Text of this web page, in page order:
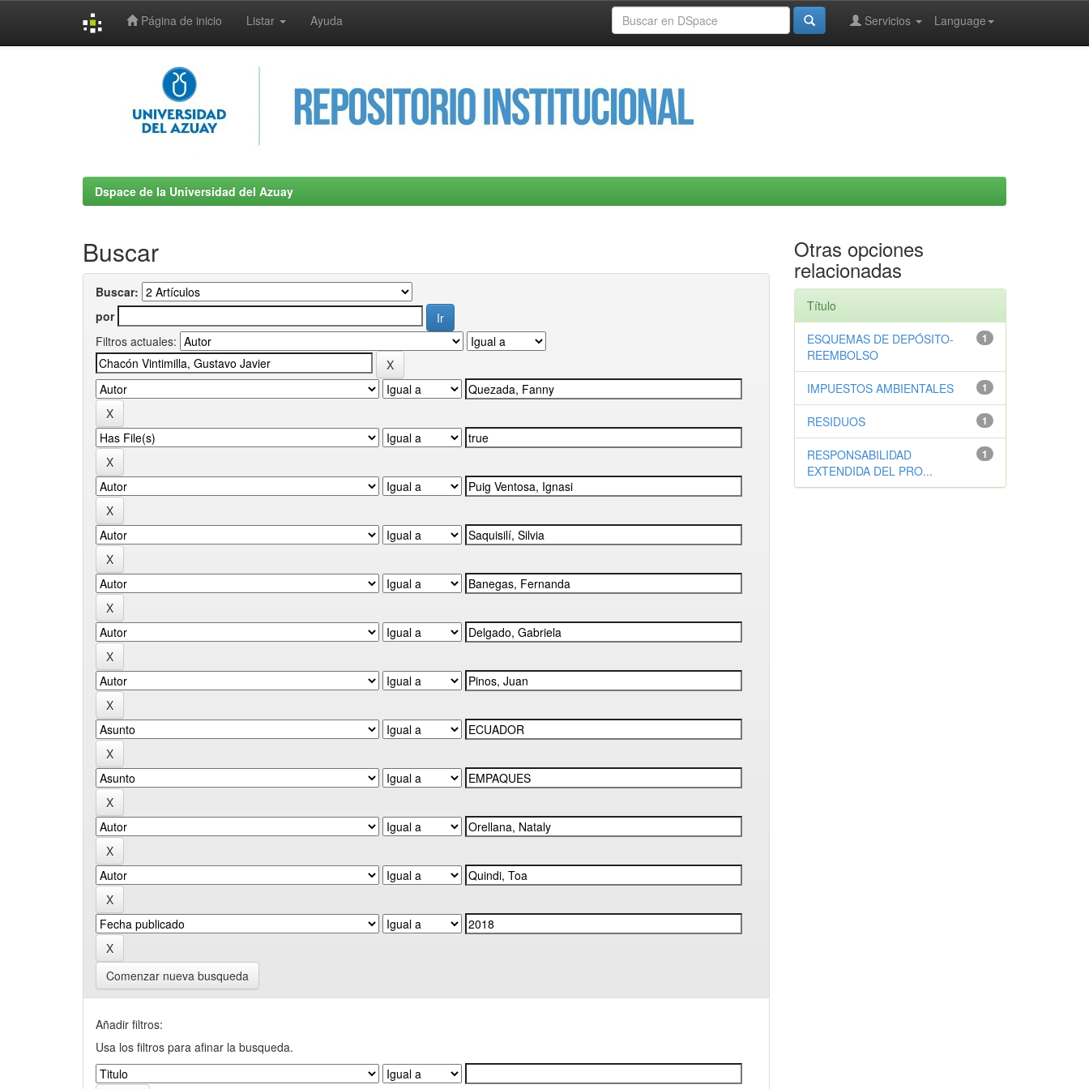
Página de inicio Listar Ayuda Language
Servicios
Dspace de la Universidad del Azuay
Buscar
Buscar:
por
Filtros actuales:
Comenzar nueva busqueda
Añadir filtros:
Usa los filtros para afinar la busqueda.
Otras opciones
relacionadas
Título
1
ESQUEMAS DE DEPÓSITO-
REEMBOLSO
1
IMPUESTOS AMBIENTALES
1
RESIDUOS
1
RESPONSABILIDAD
EXTENDIDA DEL PRO...